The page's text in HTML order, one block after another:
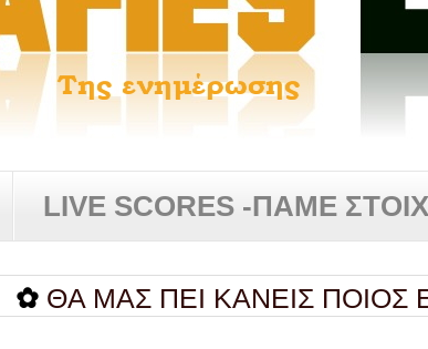
LIVE SCORES -ΠΑΜΕ
ΘΑ ΜΑΣ ΠΕΙ ΚΑΝΕΙΣ ΠΟΙΟΣ